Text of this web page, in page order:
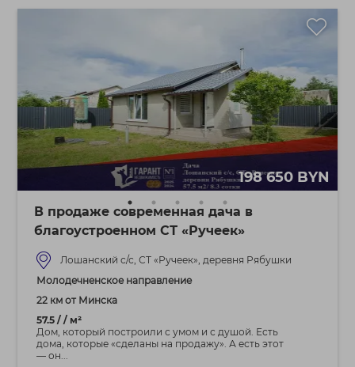
198 650 BYN
В продаже современная дача в
благоустроенном СТ «Ручеек»
Лошанский с/с, СТ «Ручеек», деревня Рябушки
Молодечненское направление
22 км от Минска
57.5 / / м²
Дом, который построили с умом и с душой. Есть
дома, которые «сделаны на продажу». А есть этот
— он...